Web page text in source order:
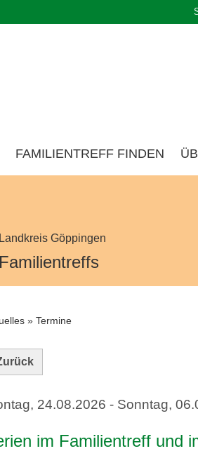
FAMILIENTREFF FINDEN
Landkreis Göppingen
Familientreffs
» Termine
24.08.2026 - Sonntag,
im Familientreff und